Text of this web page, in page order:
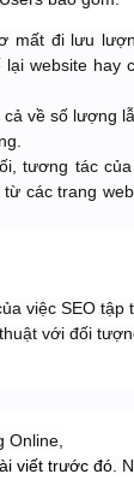
mất đi lưu
website hay
về số lượng
tương tác
các trang
việc SEO tập
với đối
Online,
viết trước đó .